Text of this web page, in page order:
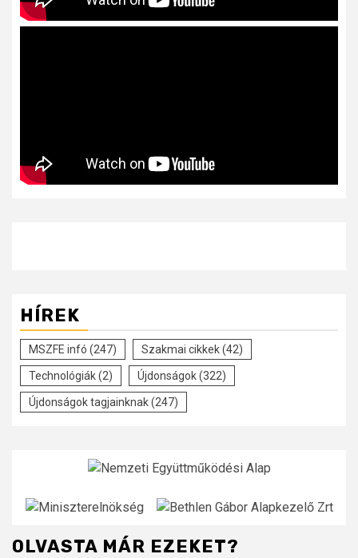
HÍREK
MSZFE infó (247) Szakmai cikkek(42)
Technológiák(2) Újdonságok(322)
Újdonságok tagjainknak(247)
OLVASTA MÁR EZEKET?